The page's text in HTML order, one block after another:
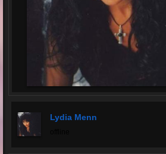
Lydia Menn